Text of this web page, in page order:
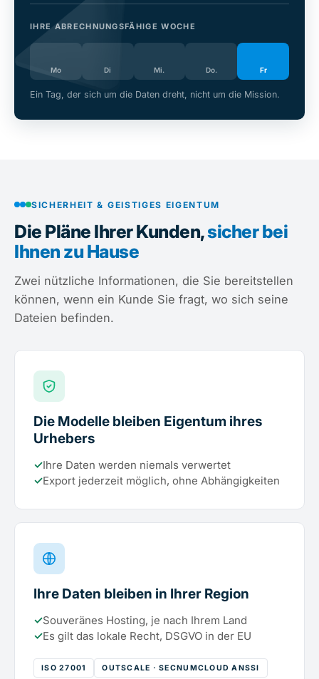
IHRE ABRECHNUNGSFÄHIGE WOCHE
Mo Di Mi. Do. Fr
Ein Tag, der sich um die Daten dreht, nicht um die Mission.
SICHERHEIT & GEISTIGES EIGENTUM
Die Pläne Ihrer Kunden,sicher bei
Ihnen zu Hause
Zwei nützliche Informationen, die Sie bereitstellen
können, wenn ein Kunde Sie fragt, wo sich seine
Dateien befinden.
Die Modelle bleiben Eigentum ihres
Urhebers
✓Ihre Daten werden niemals verwertet
✓Export jederzeit möglich, ohne Abhängigkeiten
Ihre Daten bleiben in Ihrer Region
✓Souveränes Hosting, je nach Ihrem Land
✓Es gilt das lokale Recht, DSGVO in der EU
ISO 27001 OUTSCALE · SECNUMCLOUD ANSSI